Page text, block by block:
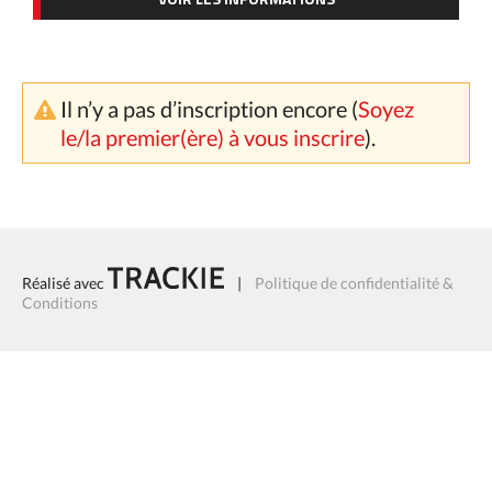
Il n’y a pas d’inscription encore (Soyez
le/la premier(ère) à vous inscrire).
Réalisé avec | Politique de confidentialité &
Conditions